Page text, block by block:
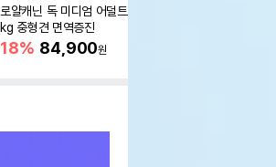
로얄캐닌 독 미디엄 어덜트 10
kg 중형견 면역증진
18% 84,900원